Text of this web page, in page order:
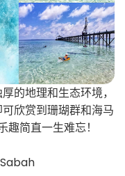
的地理和生态环境，
欣赏到珊瑚群和海马
简直一生难忘！